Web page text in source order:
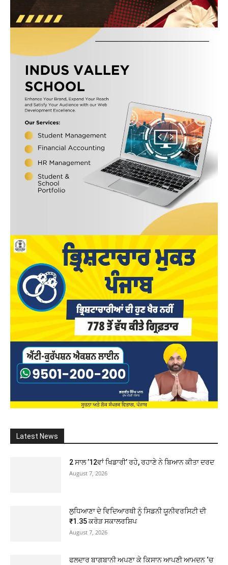
Latest News
2 ਸਾਲ ’12ਵਾਂ ਖਿਡਾਰੀ’ ਰਹੇ, ਰਹਾਣੇ ਨੇ ਬਿਆਨ ਕੀਤਾ ਦਰਦ
August 7, 2026
ਲੁਧਿਆਣਾ ਦੇ ਵਿਦਿਆਰਥੀ ਨੂੰ ਸਿਡਨੀ ਯੂਨੀਵਰਸਿਟੀ ਦੀ
₹1.35 ਕਰੋੜ ਸਕਾਲਰਸ਼ਿਪ
August 7, 2026
ਫਲਦਾਰ ਬਾਗਬਾਨੀ ਅਪਣਾ ਕੇ ਕਿਸਾਨ ਆਪਣੀ ਆਮਦਨ ‘ਚ